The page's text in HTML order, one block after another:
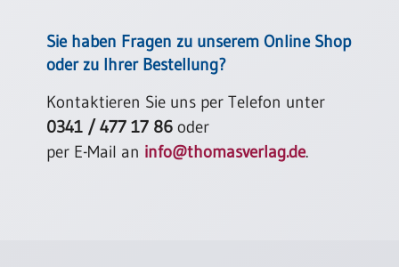
Hefte
Jahreslosung
Restbestände
Sie haben Fragen zu unserem Online Shop
oder zu Ihrer Bestellung?
Kontaktieren Sie uns per Telefon unter
0341 / 477 17 86 oder
per E-Mail an info@thomasverlag.de.